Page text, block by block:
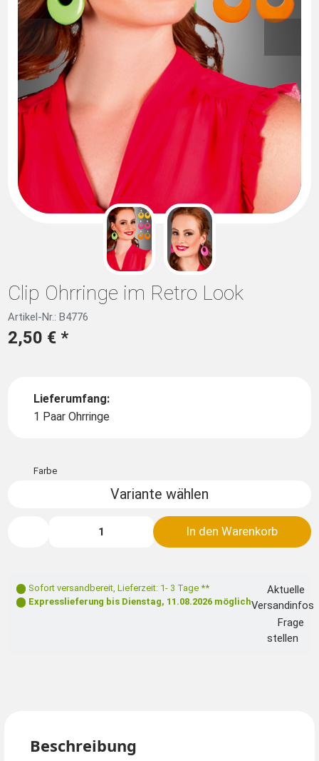
Clip Ohrringe im Retro Look
Artikel-Nr.: B4776
2,50 € *
Lieferumfang:
1 Paar Ohrringe
Farbe
Variante wählen
In den Warenkorb
Sofort versandbereit, Lieferzeit: 1- 3 Tage **
Expresslieferung bis Dienstag, 11.08.2026 möglich
Aktuelle
Versandinfos
Frage
stellen
Beschreibung